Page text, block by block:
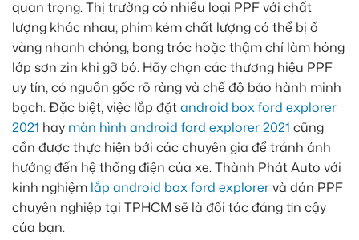
quan trọng. Thị trường có nhiều loại PPF với chất
lượng khác nhau; phim kém chất lượng có thể bị ố
vàng nhanh chóng, bong tróc hoặc thậm chí làm hỏng
lớp sơn zin khi gỡ bỏ. Hãy chọn các thương hiệu PPF
uy tín, có nguồn gốc rõ ràng và chế độ bảo hành minh
bạch. Đặc biệt, việc lắp đặtandroid box ford explorer
2021 hay màn hình android ford explorer 2021 cũng
cần được thực hiện bởi các chuyên gia để tránh ảnh
hưởng đến hệ thống điện của xe. Thành Phát Auto với
kinh nghiệm lắp android box ford explorervà dán PPF
chuyên nghiệp tại TPHCM sẽ là đối tác đáng tin cậy
của bạn.